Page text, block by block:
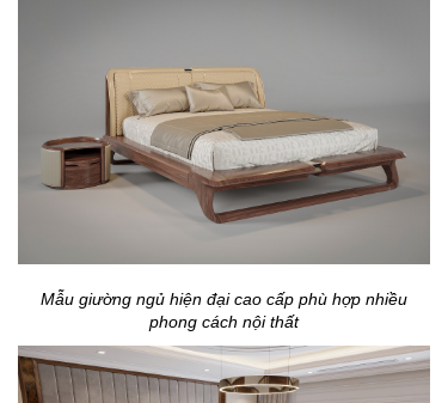
Mẫu giường ngủ hiện đại cao cấp phù hợp nhiều
phong cách nội thất